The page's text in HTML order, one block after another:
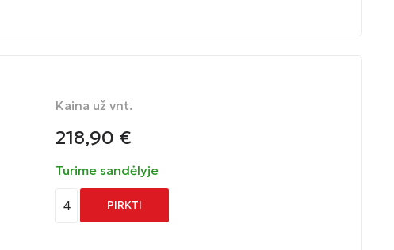
Kaina už vnt.
218,90 €
Turime sandėlyje
4 PIRKTI